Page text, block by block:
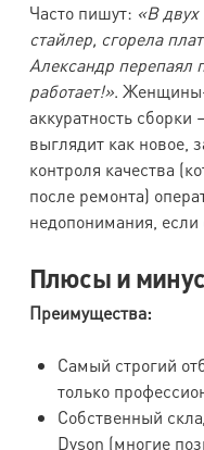
Часто пишут: «В двух
стайлер, сгорела
Александр перепаял
работает!». Женщины-
аккуратность
выглядит как новое,
контроля качества
после ремонта)
недопонимания, если
Плюсы и
Преимущества:
Самый строгий
только
Собственный
Dyson (многие